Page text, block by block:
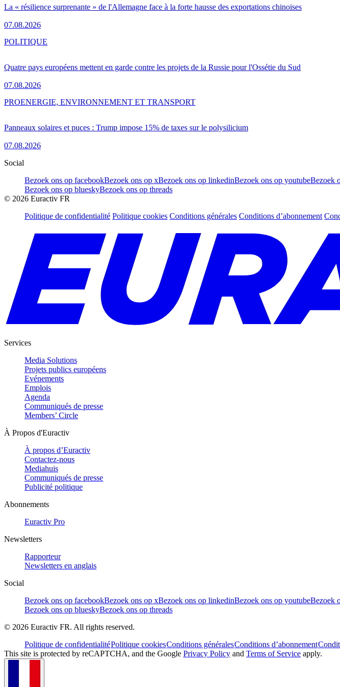
La « résilience surprenante » de l'Allemagne face à la forte hausse des exportations chinoises
07.08.2026
Quatre pays européens mettent en garde contre les projets de la Russie pour l'Ossétie du Sud
07.08.2026
POLITIQUE
Panneaux solaires et puces : Trump impose 15% de taxes sur le polysilicium
07.08.2026
PROENERGIE, ENVIRONNEMENT ET TRANSPORT
Social
Bezoek ons op facebookBezoek ons op xBezoek ons op linkedinBezoek ons op youtubeBezoek
Bezoek ons op blueskyBezoek ons op threads
© 2026 Euractiv FR
Politique de confidentialité Politique cookies Conditions générales Conditions d’abonnement
Services
Media Solutions
Projets publics européens
Evénements
Emplois
Agenda
Communiqués de presse
Members’ Circle
À Propos d'Euractiv
À propos d’Euractiv
Contactez-nous
Mediahuis
Communiqués de presse
Publicité politique
Abonnements
Euractiv Pro
Newsletters
Rapporteur
Newsletters en anglais
Social
Bezoek ons op facebookBezoek ons op xBezoek ons op linkedinBezoek ons op youtubeBezoek
Bezoek ons op blueskyBezoek ons op threads
© 2026 Euractiv FR. All rights reserved.
Politique de confidentialitéPolitique cookiesConditions généralesConditions d’abonnement
This site is protected by reCAPTCHA, and the Google Privacy Policy and Terms of Service apply.